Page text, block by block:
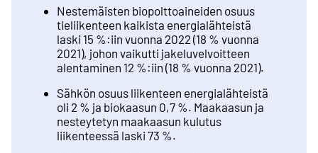
Nestemäisten biopolttoaineiden osuus
tieliikenteen kaikista energialähteistä
laski 15 %:iin vuonna 2022 (18 % vuonna
2021), johon vaikutti jakeluvelvoitteen
alentaminen 12 %:iin (18 % vuonna 2021).
Sähkön osuus liikenteen energialähteistä
oli 2 % ja biokaasun 0,7 %. Maakaasun ja
nesteytetyn maakaasun kulutus
liikenteessä laski 73 %.